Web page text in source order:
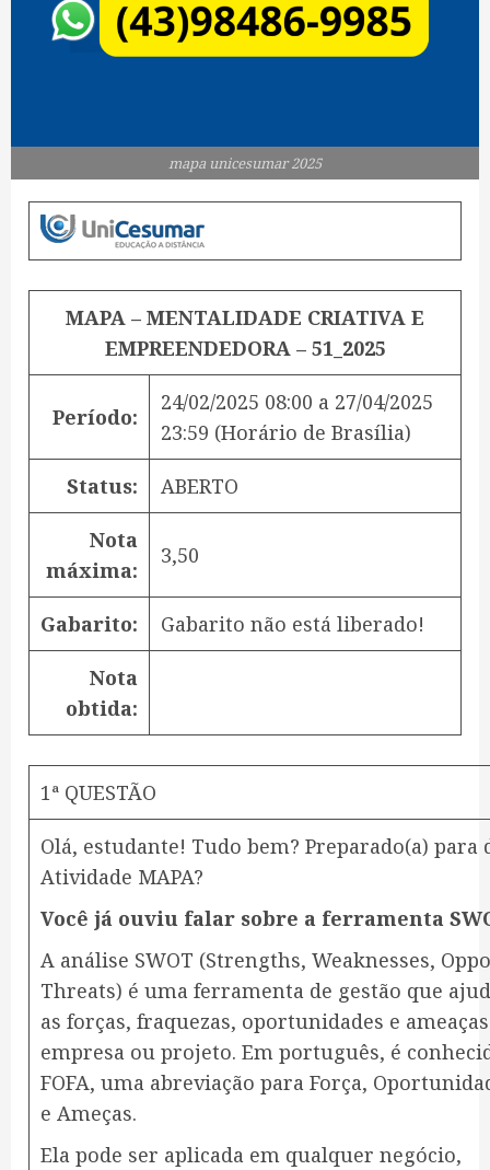
mapa unicesumar 2025
MAPA – MENTALIDADE CRIATIVA E
EMPREENDEDORA – 51_2025
Período:
24/02/2025 08:00 a 27/04/2025
23:59 (Horário de Brasília)
Status: ABERTO
Nota
máxima:
3,50
Gabarito: Gabarito não está liberado!
Nota
obtida:
1ª QUESTÃO
Olá, estudante! Tudo bem? Preparado(a)
Atividade MAPA?
Você já ouviu falar sobre a ferramenta
​A análise SWOT (Strengths, Weaknesses,
Threats) é uma ferramenta de gestão que
as forças, fraquezas, oportunidades e
empresa ou projeto. Em português, é
FOFA, uma abreviação para Força,
e Ameças.
Ela pode ser aplicada em qualquer negócio,